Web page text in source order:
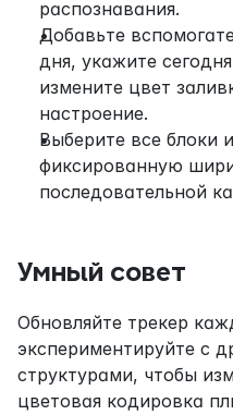
распознавания.
Добавьте
дня, укажите
измените цвет
настроение.
Выберите все блоки
фиксированную
последовательной
Умный совет
Обновляйте трекер
экспериментируйте с
структурами, чтобы
цветовая кодировка